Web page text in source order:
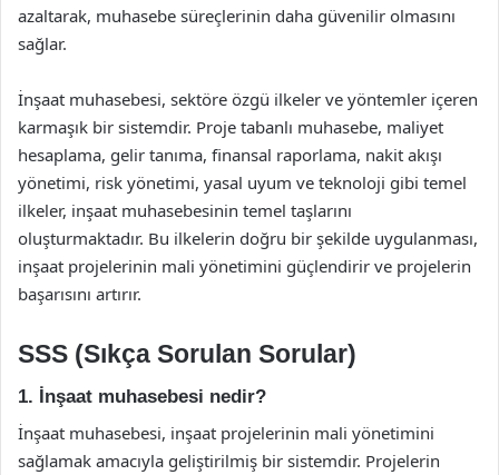
azaltarak, muhasebe süreçlerinin daha güvenilir olmasını
sağlar.
İnşaat muhasebesi, sektöre özgü ilkeler ve yöntemler içeren
karmaşık bir sistemdir. Proje tabanlı muhasebe, maliyet
hesaplama, gelir tanıma, finansal raporlama, nakit akışı
yönetimi, risk yönetimi, yasal uyum ve teknoloji gibi temel
ilkeler, inşaat muhasebesinin temel taşlarını
oluşturmaktadır. Bu ilkelerin doğru bir şekilde uygulanması,
inşaat projelerinin mali yönetimini güçlendirir ve projelerin
başarısını artırır.
SSS (Sıkça Sorulan Sorular)
1. İnşaat muhasebesi nedir?
İnşaat muhasebesi, inşaat projelerinin mali yönetimini
sağlamak amacıyla geliştirilmiş bir sistemdir. Projelerin